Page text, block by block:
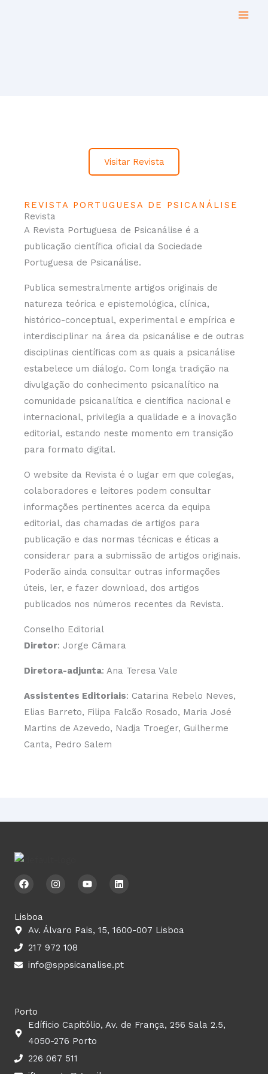
Visitar Revista
REVISTA PORTUGUESA DE PSICANÁLISE
Revista
A Revista Portuguesa de Psicanálise é a
publicação científica oficial da Sociedade
Portuguesa de Psicanálise.
Publica semestralmente artigos originais de
natureza teórica e epistemológica, clínica,
histórico-conceptual, experimental e empírica e
interdisciplinar na área da psicanálise e de outras
disciplinas científicas com as quais a psicanálise
estabelece um diálogo. Com longa tradição na
divulgação do conhecimento psicanalítico na
comunidade psicanalítica e científica nacional e
internacional, privilegia a qualidade e a inovação
editorial, estando neste momento em transição
para formato digital.
O website da Revista é o lugar em que colegas,
colaboradores e leitores podem consultar
informações pertinentes acerca da equipa
editorial, das chamadas de artigos para
publicação e das normas técnicas e éticas a
considerar para a submissão de artigos originais.
Poderão ainda consultar outras informações
úteis, ler, e fazer download, dos artigos
publicados nos números recentes da Revista.
Conselho Editorial
Diretor: Jorge Câmara
Diretora-adjunta: Ana Teresa Vale
Assistentes Editoriais: Catarina Rebelo Neves,
Elias Barreto, Filipa Falcão Rosado, Maria José
Martins de Azevedo, Nadja Troeger, Guilherme
Canta, Pedro Salem
F
a
b
o
k
I
n
g
r
a
Y
o
b
e
L
i
d
i
Lisboa
Av. Álvaro Pais, 15, 1600-007 Lisboa
217 972 108
info@sppsicanalise.pt
Porto
Edíficio Capitólio, Av. de França, 256 Sala 2.5,
4050-276 Porto
226 067 511